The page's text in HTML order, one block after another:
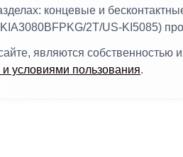
концевые и
2T/US-KI5085)
являются
условиями пользования.